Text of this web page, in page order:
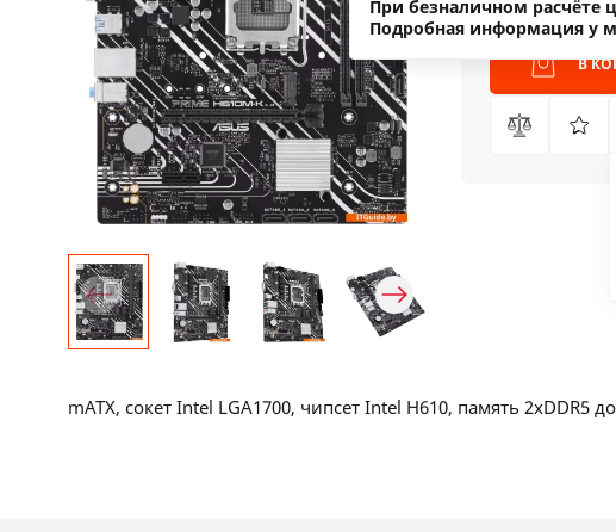
При безналичном расчёте
Подробная информация у
В
mATX, сокет Intel LGA1700, чипсет Intel H610, память 2xDDR5